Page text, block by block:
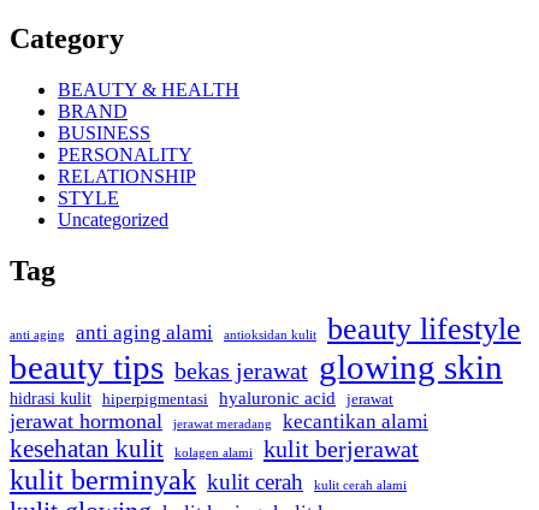
Category
BEAUTY & HEALTH
BRAND
BUSINESS
PERSONALITY
RELATIONSHIP
STYLE
Uncategorized
Tag
anti aging anti aging alami antioksidan kulit beauty lifestyle
beauty tips bekas jerawat glowing skin
hidrasi kulit hiperpigmentasi hyaluronic acid jerawat
jerawat hormonal jerawat meradang kecantikan alami
kesehatan kulit kolagen alami kulit berjerawat
kulit berminyak kulit cerah kulit cerah alami